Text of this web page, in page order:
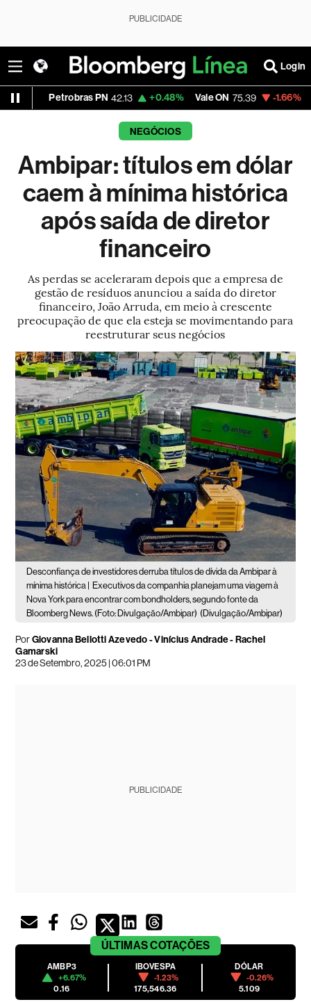
PUBLICIDADE
Login
PN 42.13 +0.48% Vale ON 75.39 -1.66% Itaú PN
NEGÓCIOS
Ambipar: títulos em dólar
caem à mínima histórica
após saída de diretor
financeiro
As perdas se aceleraram depois que a empresa de
gestão de resíduos anunciou a saída do diretor
financeiro, João Arruda, em meio à crescente
preocupação de que ela esteja se movimentando para
reestruturar seus negócios
Desconfiança de investidores derruba títulos de dívida da Ambipar à
mínima histórica | Executivos da companhia planejam uma viagem à
Nova York para encontrar com bondholders, segundo fonte da
Bloomberg News. (Foto: Divulgação/Ambipar) (Divulgação/Ambipar)
PorGiovanna Bellotti Azevedo - Vinícius Andrade - Rachel
Gamarski
23 de Setembro, 2025 | 06:01 PM
PUBLICIDADE
ÚLTIMASCOTAÇÕES
AMBP3
+6.67%
0.16
IBOVESPA
-1.23%
175,546.36
DÓLAR
-0.26%
5.109